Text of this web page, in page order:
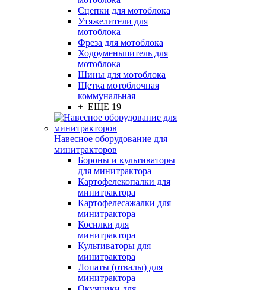
Сцепки для мотоблока
Утяжелители для
мотоблока
Фреза для мотоблока
Ходоуменьшитель для
мотоблока
Шины для мотоблока
Щетка мотоблочная
коммунальная
+ ЕЩЕ 19
Навесное оборудование для
минитракторов
Бороны и культиваторы
для минитрактора
Картофелекопалки для
минитрактора
Картофелесажалки для
минитрактора
Косилки для
минитрактора
Культиваторы для
минитрактора
Лопаты (отвалы) для
минитрактора